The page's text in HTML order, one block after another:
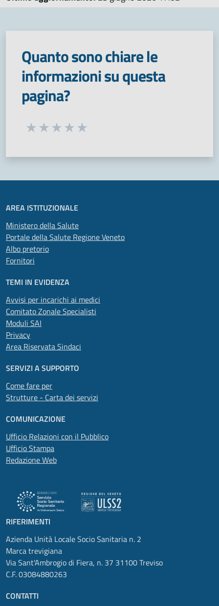
Quanto sono chiare le
informazioni su questa
pagina?
Seleziona una valutazione da 1 a 5 stelle
AREA ISTITUZIONALE
Ministero della Salute
Portale della Salute Regione Veneto
Albo pretorio
Fornitori
TEMI IN EVIDENZA
Avvisi per incarichi ai medici
Comitato Zonale Specialisti
Moduli SAI
Privacy
Area Riservata Sindaci
SERVIZI A SUPPORTO
Come fare per
Strutture - Carta dei servizi
COMUNICAZIONE
Ufficio Relazioni con il Pubblico
Ufficio Stampa
Redazione Web
RIFERIMENTI
Azienda Unità Locale Socio Sanitaria n. 2
Marca trevigiana
Via Sant'Ambrogio di Fiera, n. 37 31100 Treviso
C.F. 03084880263
CONTATTI